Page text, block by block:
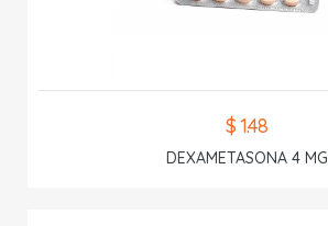
$ 1.48
DEXAMETASONA 4 MG